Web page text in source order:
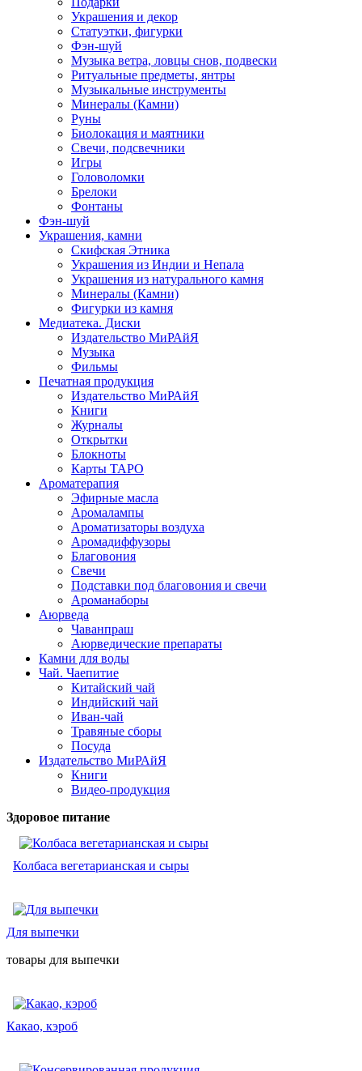
Украшения и декор
Статуэтки, фигурки
Фэн-шуй
Музыка ветра, ловцы снов, подвески
Ритуальные предметы, янтры
Музыкальные инструменты
Минералы (Камни)
Руны
Биолокация и маятники
Свечи, подсвечники
Игры
Головоломки
Брелоки
Фонтаны
Фэн-шуй
Украшения, камни
Скифская Этника
Украшения из Индии и Непала
Украшения из натурального камня
Минералы (Камни)
Фигурки из камня
Медиатека. Диски
Издательство МиРАйЯ
Музыка
Фильмы
Печатная продукция
Издательство МиРАйЯ
Книги
Журналы
Открытки
Блокноты
Карты ТАРО
Ароматерапия
Эфирные масла
Аромалампы
Ароматизаторы воздуха
Аромадиффузоры
Благовония
Свечи
Подставки под благовония и свечи
Ароманаборы
Аюрведа
Чаванпраш
Аюрведические препараты
Камни для воды
Чай. Чаепитие
Китайский чай
Индийский чай
Иван-чай
Травяные сборы
Посуда
Издательство МиРАйЯ
Книги
Видео-продукция
Здоровое питание
Колбаса вегетарианская и сыры
Для выпечки
товары для выпечки
Какао, кэроб